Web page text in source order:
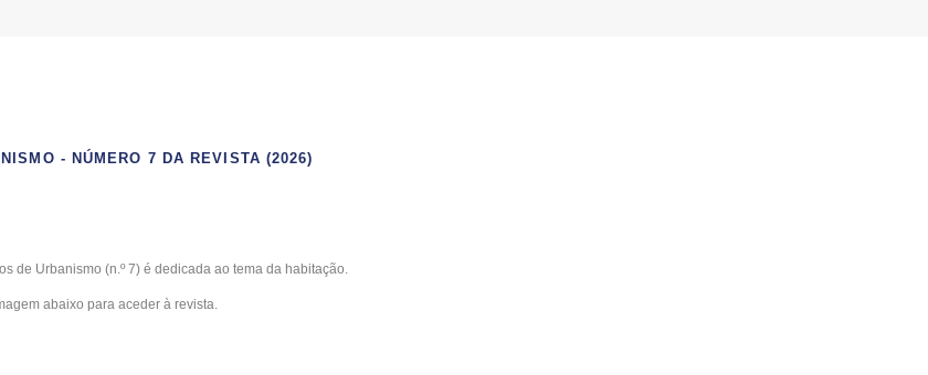
- NÚMERO 7 DA REVISTA (2026)
de Urbanismo (n.º 7) é dedicada ao tema da habitação.
abaixo para aceder à revista.